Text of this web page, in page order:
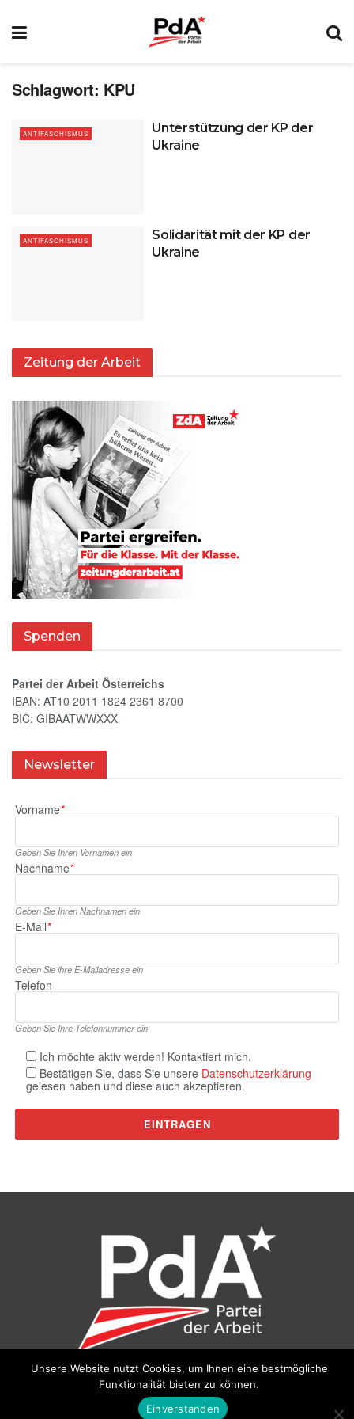
Schlagwort: KPU
ANTIFASCHISMUS
Unterstützung der KP der
Ukraine
ANTIFASCHISMUS
Solidarität mit der KP der
Ukraine
Zeitung der Arbeit
Spenden
Partei der Arbeit Österreichs
IBAN: AT10 2011 1824 2361 8700
BIC: GIBAATWWXXX
Newsletter
Vorname*
Geben Sie Ihren Vornamen ein
Nachname*
Geben Sie Ihren Nachnamen ein
E‑Mail*
Geben Sie ihre E‑Mailadresse ein
Telefon
Geben Sie Ihre Telefonnummer ein
Ich möchte aktiv werden! Kontaktiert mich.
Bestätigen Sie, dass Sie unsere Datenschutzerklärung
gelesen haben und diese auch akzeptieren.
Partei der Arbeit (PdA), Bundesbüro: Drorygasse 21, 1030
pda@parteiderarbeit.at
Unsere Website nutzt Cookies, um Ihnen eine bestmögliche
Funktionalität bieten zu können.
Einverstanden